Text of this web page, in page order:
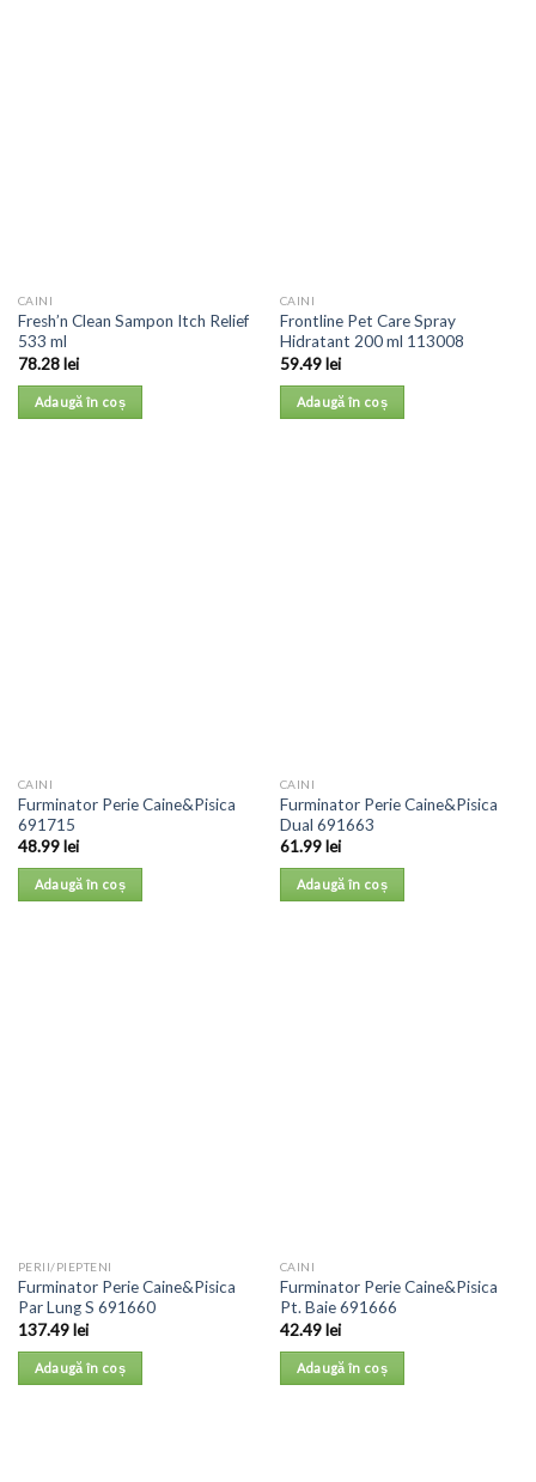
CAINI
Fresh’n Clean Sampon Itch Relief
533 ml
78.28lei
Adaugă în coș
CAINI
Frontline Pet Care Spray
Hidratant 200 ml 113008
59.49lei
Adaugă în coș
CAINI
Furminator Perie Caine&Pisica
691715
48.99lei
Adaugă în coș
CAINI
Furminator Perie Caine&Pisica
Dual 691663
61.99lei
Adaugă în coș
PERII/PIEPTENI
Furminator Perie Caine&Pisica
Par Lung S 691660
137.49lei
Adaugă în coș
CAINI
Furminator Perie Caine&Pisica
Pt. Baie 691666
42.49lei
Adaugă în coș